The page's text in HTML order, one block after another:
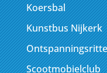
Koersbal
Kunstbus Nijkerk
Scootmobielclub